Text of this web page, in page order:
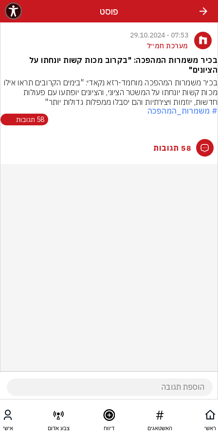
פוסט
07:53 - 29.10.2024
מערכת חמ״ל
בכיר משמרות המהפכה: "בקרוב מכות קשות יונחתו על
הציונים"
מכות קשות יונחתו על המשטר הציוני, והציונים יופתעו עם פעולות
חדשות, יוזמות ויצירתיות והם יסבלו ממפלות גדולות יותר"
# משמרות_המהפכה
58 תגובות
58 תגובות
ראשי האשטאגים דיווח צבע אדום אישי